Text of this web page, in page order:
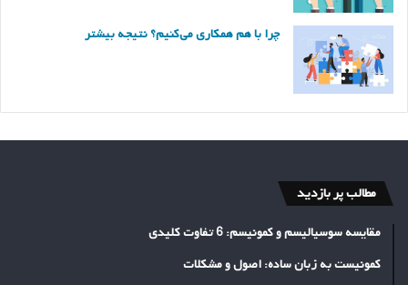
چرا با هم همکاری می‌کنیم؟ نتیجه بیشتر
مطالب پر بازدید
مقایسه سوسیالیسم و کمونیسم: 6 تفاوت کلیدی
کمونیست به زبان ساده: اصول و مشکلات